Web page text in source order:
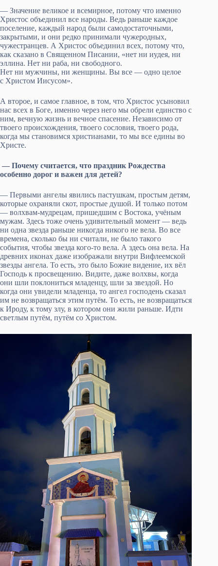
— Значение великое и всемирное, потому что именно
Христос объединил все народы. Ведь раньше каждое
поселение, каждый народ были самодостаточными,
закрытыми, и они редко принимали чужеродных,
чужестранцев. А Христос объединил всех, потому что,
как сказано в Священном Писании, «нет ни иудея, ни
эллина. Нет ни раба, ни свободного.
Нет ни мужчины, ни женщины. Вы все — одно целое
с Христом Иисусом».
А второе, и самое главное, в том, что Христос усыновил
нас всех в Боге, именно через него мы обрели единство с
ним, вечную жизнь и вечное спасение. Независимо от
твоего происхождения, твоего сословия, твоего рода,
когда мы становимся христианами, то мы все едины во
Христе.
— Почему считается, что праздник Рождества
особенно дорог и важен для детей?
— Первыми ангелы явились пастушкам, простым детям,
которые охраняли скот, простые душой. И только потом
— волхвам-мудрецам, пришедшим с Востока, учёным
мужам. Здесь тоже очень удивительный момент — ведь
ни одна звезда раньше никогда никого не вела. Во все
времена, сколько бы ни считали, не было такого
события, чтобы звезда кого-то вела. А здесь она вела. На
древних иконах даже изображали внутри Вифлеемской
звезды ангела. То есть, это было Божие видение, их вёл
Господь к просвещению. Видите, даже волхвы, когда
они шли поклониться младенцу, шли за звездой. Но
когда они увидели младенца, то ангел господень сказал
им не возвращаться этим путём. То есть, не возвращаться
к Ироду, к тому злу, в котором они жили раньше. Идти
светлым путём, путём со Христом.